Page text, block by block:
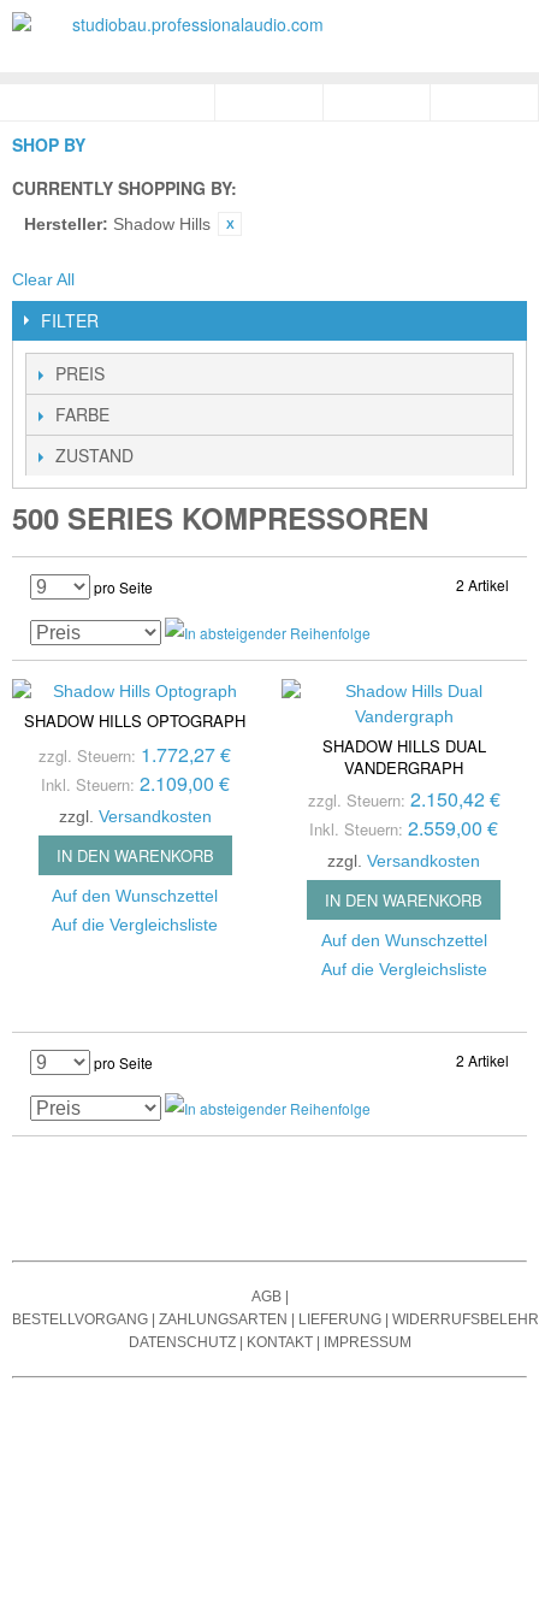
SHOP BY
CURRENTLY SHOPPING BY:
Hersteller: Shadow Hills
Clear All
FILTER
PREIS
FARBE
ZUSTAND
500 SERIES KOMPRESSOREN
2 Artikel
pro Seite
SHADOW HILLS OPTOGRAPH
zzgl. Steuern: 1.772,27 €
Inkl. Steuern: 2.109,00 €
zzgl. Versandkosten
IN DEN WARENKORB
Auf den Wunschzettel
Auf die Vergleichsliste
SHADOW HILLS DUAL
VANDERGRAPH
zzgl. Steuern: 2.150,42 €
Inkl. Steuern: 2.559,00 €
zzgl.Versandkosten
IN DEN WARENKORB
Auf den Wunschzettel
Auf die Vergleichsliste
2 Artikel
pro Seite
AGB|
BESTELLVORGANG
ZAHLUNGSARTEN LIEFERUNG
DATENSCHUTZ| KONTAKT| IMPRESSUM